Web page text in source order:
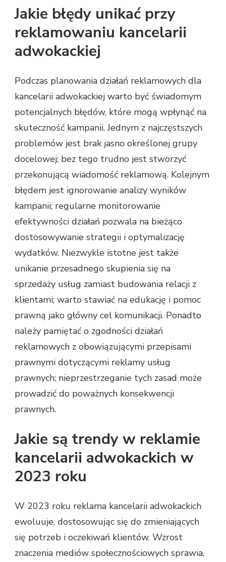
Jakie błędy unikać przy
reklamowaniu kancelarii
adwokackiej
Podczas planowania działań reklamowych dla
kancelarii adwokackiej warto być świadomym
potencjalnych błędów, które mogą wpłynąć na
skuteczność kampanii. Jednym z najczęstszych
problemów jest brak jasno określonej grupy
docelowej; bez tego trudno jest stworzyć
przekonującą wiadomość reklamową. Kolejnym
błędem jest ignorowanie analizy wyników
kampanii; regularne monitorowanie
efektywności działań pozwala na bieżąco
dostosowywanie strategii i optymalizację
wydatków. Niezwykle istotne jest także
unikanie przesadnego skupienia się na
sprzedaży usług zamiast budowania relacji z
klientami; warto stawiać na edukację i pomoc
prawną jako główny cel komunikacji. Ponadto
należy pamiętać o zgodności działań
reklamowych z obowiązującymi przepisami
prawnymi dotyczącymi reklamy usług
prawnych; nieprzestrzeganie tych zasad może
prowadzić do poważnych konsekwencji
prawnych.
Jakie są trendy w reklamie
kancelarii adwokackich w
2023 roku
W 2023 roku reklama kancelarii adwokackich
ewoluuje, dostosowując się do zmieniających
się potrzeb i oczekiwań klientów. Wzrost
znaczenia mediów społecznościowych sprawia,